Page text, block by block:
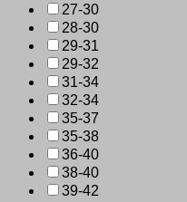
27-30
28-30
29-31
29-32
31-34
32-34
35-37
35-38
36-40
38-40
39-42